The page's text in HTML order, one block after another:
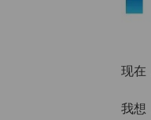
现在
我想